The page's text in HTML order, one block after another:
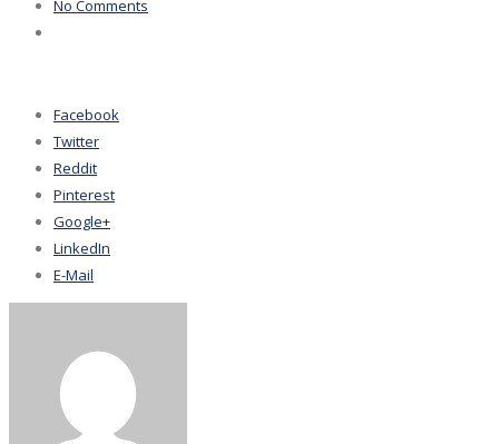
No Comments
Facebook
Twitter
Reddit
Pinterest
Google+
LinkedIn
E-Mail